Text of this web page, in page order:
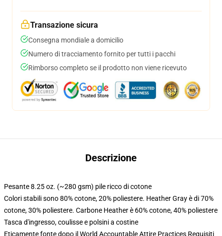
Transazione sicura
Consegna mondiale a domicilio
Numero di tracciamento fornito per tutti i pacchi
Rimborso completo se il prodotto non viene ricevuto
Descrizione
Pesante 8.25 oz. (~280 gsm) pile ricco di cotone
Colori stabili sono 80% cotone, 20% poliestere. Heather Gray è di 70%
cotone, 30% poliestere. Carbone Heather è 60% cotone, 40% poliestere
Tasca d'ingresso, coulisse e polsini a costine
Eticamente fonte dopo il World Accountable Attire Practices Requisiti